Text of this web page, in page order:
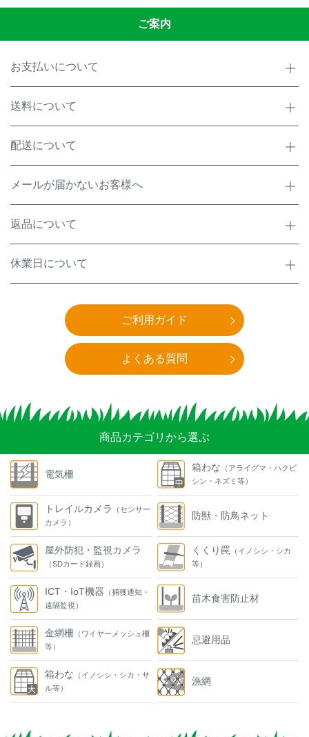
ご案内
お支払いについて
送料について
配送について
メールが届かないお客様へ
返品について
休業日について
ご利用ガイド
よくある質問
商品カテゴリから選ぶ
電気柵
トレイルカメラ
（センサー
カメラ）
屋外防犯・監視カメラ
（SDカード録画）
ICT・IoT機器 （捕獲通知・
遠隔監視）
金網柵 （ワイヤーメッシュ柵
等）
箱わな （イノシシ・シカ・サ
ル等）
箱わな （アライグマ・ハクビ
シン・ネズミ等）
防獣・防鳥ネット
くくり罠 （イノシシ・シカ
等）
苗木食害防止材
忌避用品
漁網